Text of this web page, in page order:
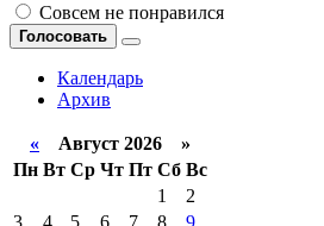
Совсем не понравился
Голосовать
Календарь
Архив
« Август 2026 »
Пн Вт Ср Чт Пт Сб Вс
1
2
3
4 5 6 7 8
9